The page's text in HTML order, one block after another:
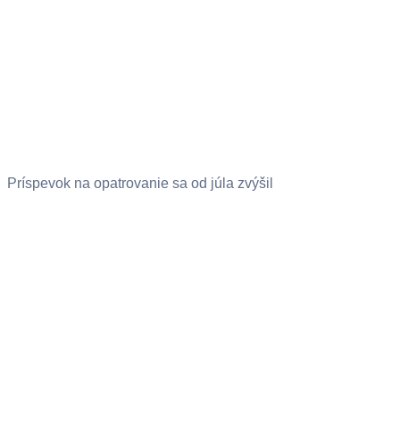
Príspevok na opatrovanie sa od júla zvýšil